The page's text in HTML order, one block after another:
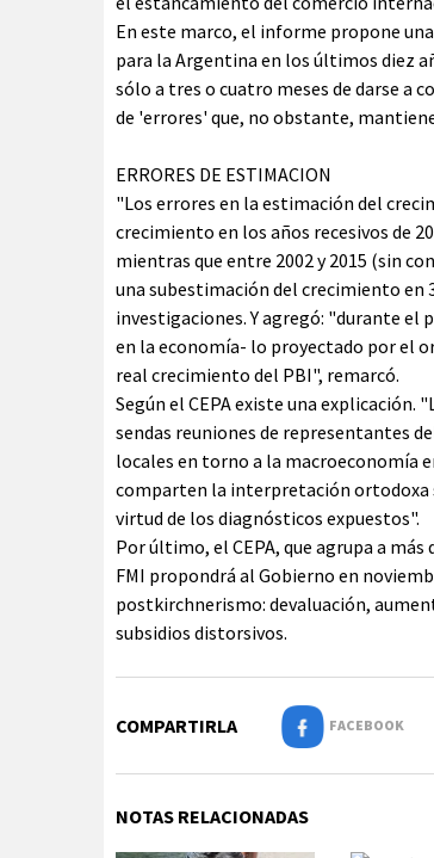
En este marco, el informe propone
para la Argentina en los últimos diez
sólo a tres o cuatro meses de darse a
de 'errores' que, no obstante,
ERRORES DE ESTIMACION
"Los errores en la estimación del
crecimiento en los años recesivos de
mientras que entre 2002 y 2015 (sin
una subestimación del crecimiento en
investigaciones. Y agregó: "durante el
en la economía- lo proyectado por el
real crecimiento del PBI", remarcó.
Según el CEPA existe una
sendas reuniones de representantes
locales en torno a la macroeconomía
comparten la interpretación ortodoxa
virtud de los diagnósticos expuestos".
Por último, el CEPA, que agrupa a
FMI propondrá al Gobierno en
postkirchnerismo: devaluación,
subsidios distorsivos.
COMPARTIRLA FACEBOOK
NOTAS RELACIONADAS